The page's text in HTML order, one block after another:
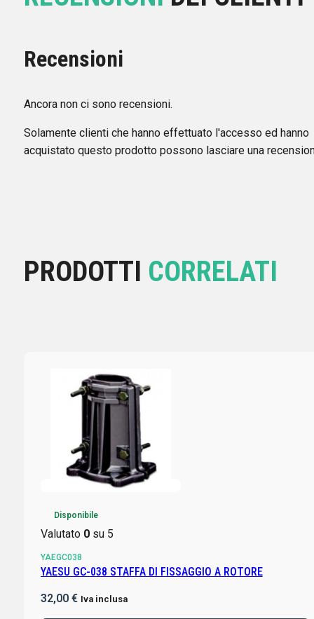
Recensioni
Ancora non ci sono recensioni.
Solamente clienti che hanno effettuato l'accesso ed hanno
acquistato questo prodotto possono lasciare una
PRODOTTI CORRELATI
Disponibile
Valutato 0su 5
YAEGC038
YAESU GC-038 STAFFA DI FISSAGGIO A ROTORE
32,00 € Iva inclusa